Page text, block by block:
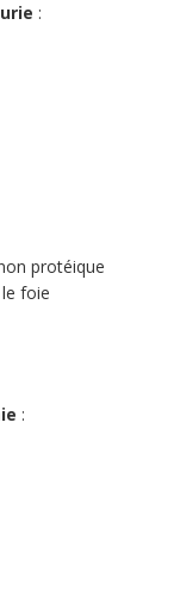
:
protéique
foie
: